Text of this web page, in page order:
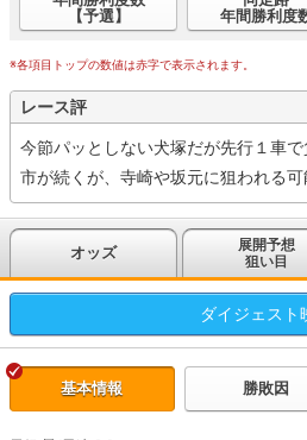
【予選】
年間勝利度
※各項目トップの数値は赤字で表示されます。
レース評
今節パッとしない犬塚だが先行１車
市が続くが、寺崎や坂元に狙われる可
オッズ
展開予想
狙い目
ダイジェスト
基本情報 勝敗因